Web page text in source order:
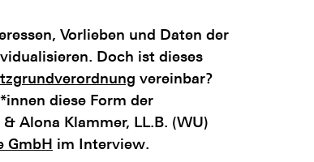
Vorlieben und Daten der
Doch ist dieses
vereinbar?
diese Form der
Alona Klammer, LL.B. (WU)
GmbH im Interview.